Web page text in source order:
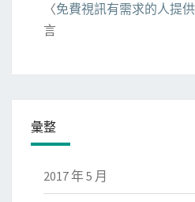
〈免費視訊有需求的人提
言
彙整
2017 年 5 月